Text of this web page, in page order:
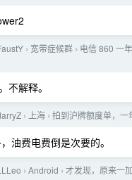
› 宽带症候群 › 电信 860 一
不解释。
› 上海 › 拍到沪牌额度单，一
油费电费倒是次要的。
› Android › 才发现，原来一